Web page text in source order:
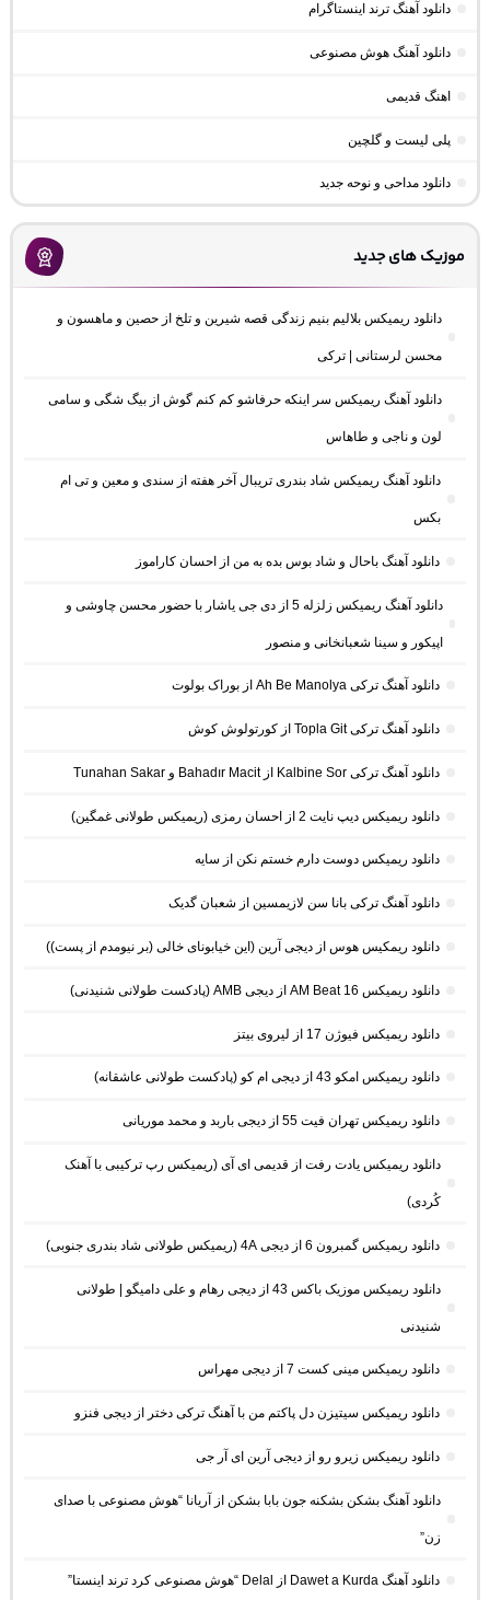
دانلود آهنگ ترند اینستاگرام
دانلود آهنگ هوش مصنوعی
اهنگ قدیمی
پلی لیست و گلچین
دانلود مداحی و نوحه جدید
موزیک های جدید
دانلود ریمیکس بلالیم بنیم زندگی قصه شیرین و تلخ از حصین و ماهسون و
محسن لرستانی | ترکی
دانلود آهنگ ریمیکس سر اینکه حرفاشو کم کنم گوش از بیگ شگی و سامی
لون و ناجی و طاهاس
دانلود آهنگ ریمیکس شاد بندری تریبال آخر هفته از سندی و معین و تی ام
بکس
دانلود آهنگ باحال و شاد بوس بده به من از احسان کاراموز
دانلود آهنگ ریمیکس زلزله 5 از دی جی یاشار با حضور محسن چاوشی و
اپیکور و سینا شعبانخانی و منصور
دانلود آهنگ ترکی Ah Be Manolya از بوراک بولوت
دانلود آهنگ ترکی Topla Git از کورتولوش کوش
دانلود آهنگ ترکی Kalbine Sor از Bahadır Macit و Tunahan Sakar
دانلود ریمیکس دیپ نایت 2 از احسان رمزی (ریمیکس طولانی غمگین)
دانلود ریمیکس دوست دارم خستم نکن از سایه
دانلود آهنگ ترکی بانا سن لازیمسین از شعبان گدیک
دانلود ریمکیس هوس از دیجی آرین (این خیابونای خالی (بر نیومدم از پست))
دانلود ریمیکس AM Beat 16 از دیجی AMB (پادکست طولانی شنیدنی)
دانلود ریمیکس فیوژن 17 از لیروی بیتز
دانلود ریمیکس امکو 43 از دیجی ام کو (پادکست طولانی عاشقانه)
دانلود ریمیکس تهران فیت 55 از دیجی باربد و محمد موریانی
دانلود ریمیکس یادت رفت از قدیمی ای آی (ریمیکس رپ ترکیبی با آهنک
کُردی)
دانلود ریمیکس گمبرون 6 از دیجی 4A (ریمیکس طولانی شاد بندری جنوبی)
دانلود ریمیکس موزیک باکس 43 از دیجی رهام و علی دامیگو | طولانی
شنیدنی
دانلود ریمیکس مینی کست 7 از دیجی مهراس
دانلود ریمیکس سیتیزن دل پاکتم من با آهنگ ترکی دختر از دیجی فنزو
دانلود ریمیکس زیرو رو از دیجی آرین ای آر جی
دانلود آهنگ بشکن بشکنه جون بابا بشکن از آریانا “هوش مصنوعی با صدای
زن”
دانلود آهنگ Dawet a Kurda از Delal “هوش مصنوعی کرد ترند اینستا”